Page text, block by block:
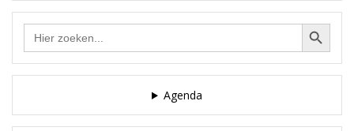
Zoek Zoekknop
Agenda